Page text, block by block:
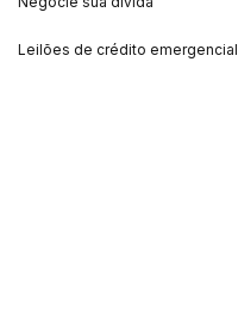
Leilões de crédito emergencial